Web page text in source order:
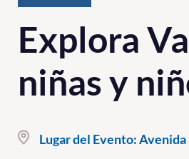
Explora
niñas y
Lugar del Evento:Avenida